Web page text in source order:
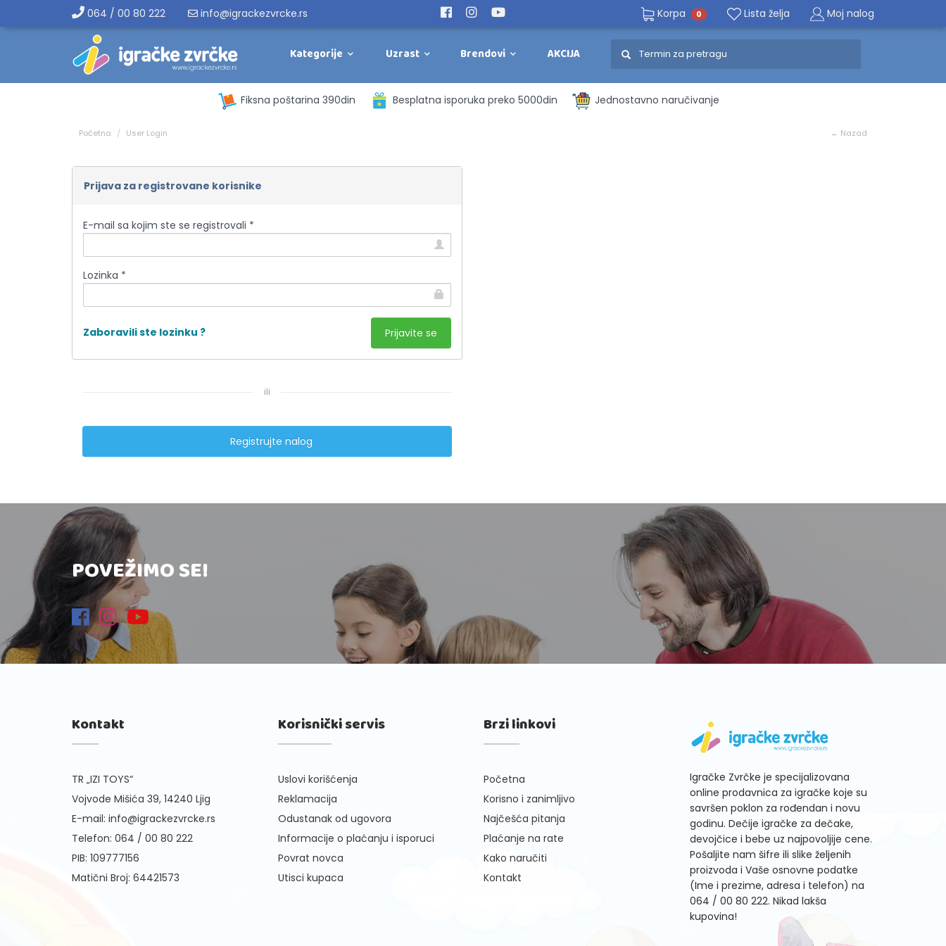
064 / 00 80 222 info@igrackezvrcke.rs Korpa 0 Lista želja Moj nalog
Kategorije Uzrast Brendovi AKCIJA
Fiksna poštarina 390din Besplatna isporuka preko 5000din Jednostavno naručivanje
Početna User Login ← Nazad
Prijava za registrovane korisnike
E-mail sa kojim ste se registrovali *
Lozinka *
Zaboravili ste lozinku ?
ili
Registrujte nalog
POVEŽIMO SE!
Kontakt
TR „IZI TOYS“
Vojvode Mišića 39, 14240 Ljig
E-mail: info@igrackezvrcke.rs
Telefon: 064 / 00 80 222
PIB: 109777156
Matični Broj: 64421573
Korisnički servis
Uslovi korišćenja
Reklamacija
Odustanak od ugovora
Informacije o plaćanju i isporuci
Povrat novca
Utisci kupaca
Brzi linkovi
Početna
Korisno i zanimljivo
Najčešća pitanja
Plaćanje na rate
Kako naručiti
Kontakt
Igračke Zvrčke je specijalizovana
online prodavnica za igračke koje su
savršen poklon za rođendan i novu
godinu. Dečije igračke za dečake,
devojčice i bebe uz najpovoljije cene.
Pošaljite nam šifre ili slike željenih
proizvoda i Vaše osnovne podatke
(Ime i prezime, adresa i telefon) na
064 / 00 80 222. Nikad lakša
kupovina!